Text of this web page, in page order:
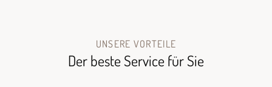
UNSERE VORTEILE
Der beste Service für Sie